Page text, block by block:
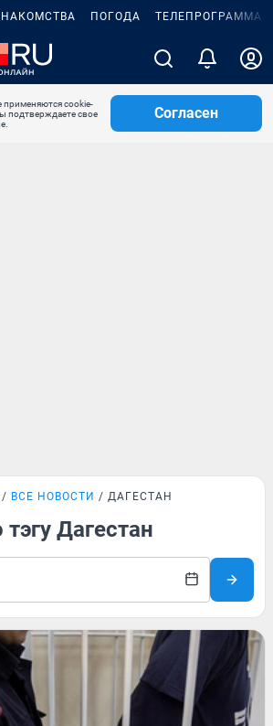
ПОГОДА ТЕЛЕПРОГРАММА
cookie-
подтверждаете свое
Согласен
ВСЕ НОВОСТИ ДАГЕСТАН
Дагестан